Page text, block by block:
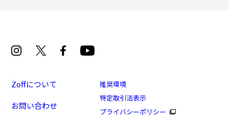
Zoffについて
お問い合わせ
推奨環境
特定取引法表示
プライバシーポリシー